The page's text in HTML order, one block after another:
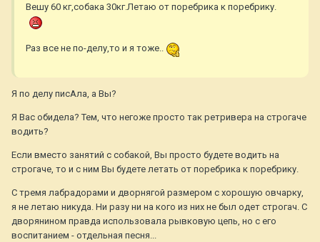
Вешу 60 кг,собака 30кг.Летаю от поребрика к поребрику.
Раз все не по-делу,то и я тоже..
Я по делу писАла, а Вы?
Я Вас обидела? Тем, что негоже просто так ретривера на строгаче
водить?
Если вместо занятий с собакой, Вы просто будете водить на
строгаче, то и с ним Вы будете летать от поребрика к поребрику.
С тремя лабрадорами и дворнягой размером с хорошую овчарку,
я не летаю никуда. Ни разу ни на кого из них не был одет строгач. С
дворянином правда использовала рывковую цепь, но с его
воспитанием - отдельная песня...